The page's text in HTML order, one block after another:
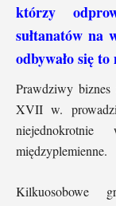
którzy
sułtanatów na
odbywało się
Prawdziwy
XVII w.
międzyplemienne.
Kilkuosobowe